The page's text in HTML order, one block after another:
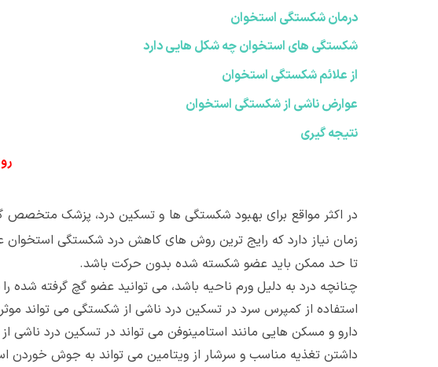
درمان شکستگی استخوان
شکستگی های استخوان چه شکل هایی دارد
از علائم شکستگی استخوان
عوارض ناشی از شکستگی استخوان
نتیجه گیری
در اکثر مواقع برای بهبود شکستگی ها و تسکین درد، پزشک
زمان نیاز دارد که رایج ترین روش های کاهش درد شکستگی استخوان
تا حد ممکن باید عضو شکسته شده بدون حرکت باشد.
چنانچه درد به دلیل ورم ناحیه باشد، می توانید عضو گچ گرفته شده را
استفاده از کمپرس سرد در تسکین درد ناشی از شکستگی می تواند
دارو و مسکن هایی مانند استامینوفن می تواند در تسکین درد ناشی
داشتن تغذیه مناسب و سرشار از ویتامین می تواند به جوش خوردن